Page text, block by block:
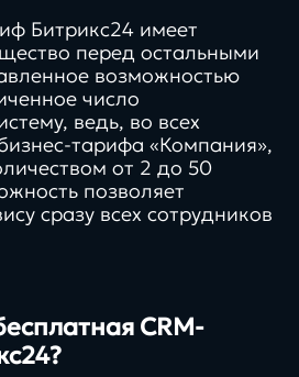
Битрикс24 имеет
перед остальными
возможностью
число
ведь, во всех
тарифа «Компания»,
от 2 до 50
позволяет
сразу всех сотрудников
CRM-